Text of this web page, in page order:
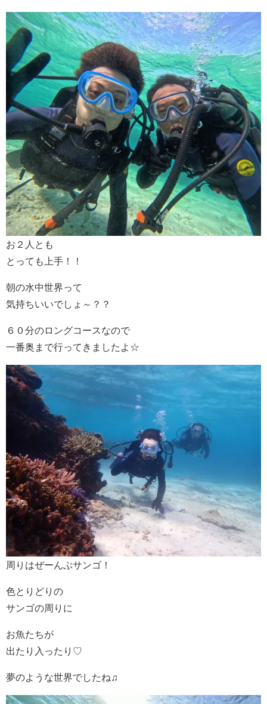
お２人とも
とっても上手！！
朝の水中世界って
気持ちいいでしょ～？？
６０分のロングコースなので
一番奥まで行ってきましたよ☆
周りはぜーんぶサンゴ！
色とりどりの
サンゴの周りに
お魚たちが
出たり入ったり♡
夢のような世界でしたね♫